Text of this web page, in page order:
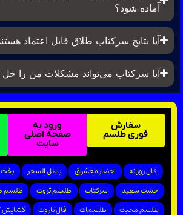
آماده شود؟
آیا نتایج سرکتاب طلاق قابل اعتماد هستند؟
آیا سرکتاب می‌تواند مشکلات من را حل کند؟
سفارش
فوری طلسم
ورود به
صفحه اصلی
فال روزانه احضار معشوق باطل السحر بخت گشایی
خشت سفید
سرکتاب طلسم ثروت طلسم صبی
طلسم محبت
طلسمات فال تاروت گشایش کار